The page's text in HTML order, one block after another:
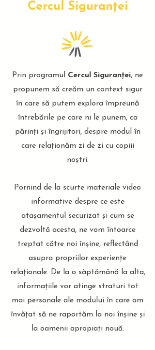
Cercul Siguranței
Prin programul Cercul Siguranței, ne
propunem să creăm un context sigur
în care să putem explora împreună
întrebările pe care ni le punem, ca
părinți și îngrijitori, despre modul în
care relaționăm zi de zi cu copiii
noștri.
Pornind de la scurte materiale video
informative despre ce este
atașamentul securizat și cum se
dezvoltă acesta, ne vom întoarce
treptat către noi înșine, reflectând
asupra propriilor experiențe
relaționale. De la o săptămână la alta,
informațiile vor atinge straturi tot
mai personale ale modului în care am
învățat să ne raportăm la noi înșine și
la oamenii apropiați nouă.